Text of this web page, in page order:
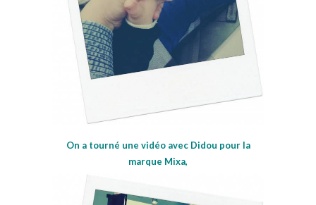
On a tourné une vidéo avec Didou pour la
marque Mixa,